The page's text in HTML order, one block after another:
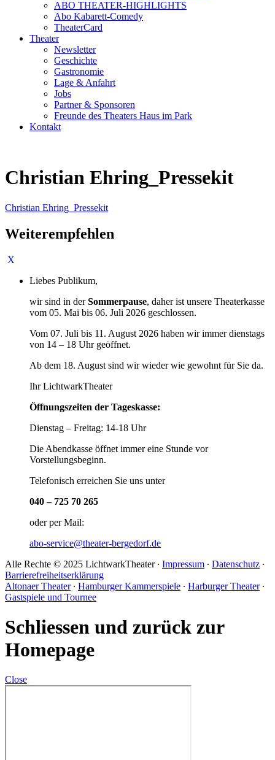
ABO THEATER-HIGHLIGHTS
Abo Kabarett-Comedy
TheaterCard
Theater
Newsletter
Geschichte
Gastronomie
Lage & Anfahrt
Jobs
Partner & Sponsoren
Freunde des Theaters Haus im Park
Kontakt
Christian Ehring_Pressekit
Christian Ehring_Pressekit
Weiterempfehlen
Liebes Publikum,
wir sind in derSommerpause, daher ist unsere Theaterkasse
vom 05. Mai bis 06. Juli 2026 geschlossen.
Vom 07. Juli bis 11. August 2026 haben wir immer dienstags
von 14 – 18 Uhr geöffnet.
Ab dem 18. August sind wir wieder wie gewohnt für Sie da.
Ihr LichtwarkTheater
Öffnungszeiten der Tageskasse:
Dienstag – Freitag: 14-18 Uhr
Die Abendkasse öffnet immer eine Stunde vor
Vorstellungsbeginn.
Telefonisch erreichen Sie uns unter
040 – 725 70 265
oder per Mail:
abo-service@theater-bergedorf.de
Alle Rechte © 2025 LichtwarkTheater ∙ Impressum ∙ Datenschutz ∙
Barrierefreiheitserklärung
Altonaer Theater∙ Hamburger Kammerspiele ∙ Harburger Theater∙
Gastspiele und Tournee
Schliessen und zurück zur
Homepage
Close